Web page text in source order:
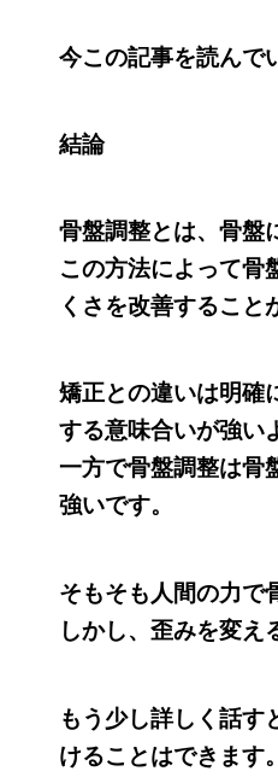
今この記事を読んで
結論
骨盤調整とは、骨盤
この方法によって骨
くさを改善すること
矯正との違いは明確
する意味合いが強い
一方で骨盤調整は骨
強いです。
そもそも人間の力で
しかし、歪みを変え
もう少し詳しく話す
けることはできます。